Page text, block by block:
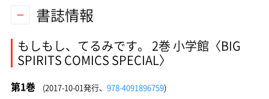
書誌情報
もしもし、てるみです。 2巻 小学館〈BIG
SPIRITS COMICS SPECIAL〉
第1巻 (2017-10-01発行、 978-4091896759)